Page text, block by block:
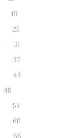
19
25
31
37
43
48
54
60